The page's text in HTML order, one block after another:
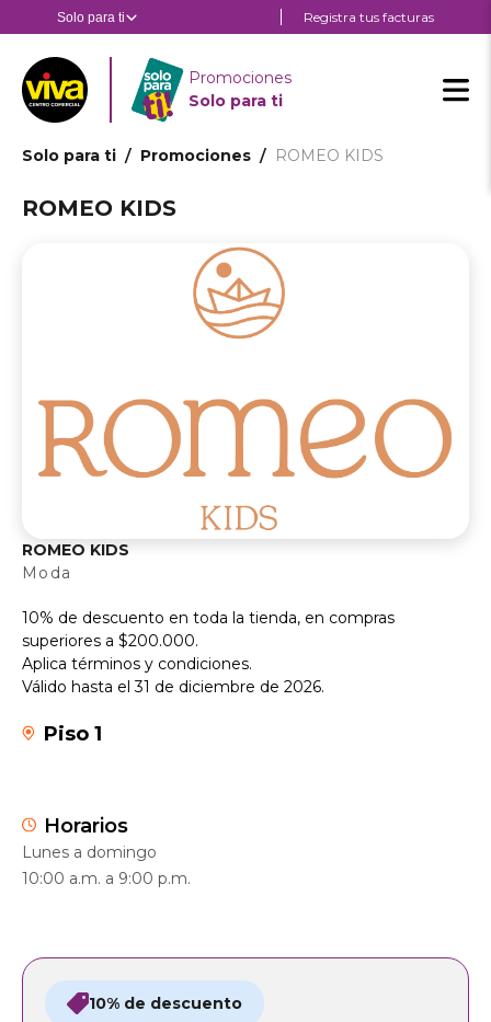
al
contenido
principal
Estás en:
Estás en
Solo para ti Registra tus facturas
Promociones
Solo para ti
Ruta
de
navegación
Solo para ti Promociones ROMEO KIDS
ROMEO KIDS
ROMEO KIDS
Moda
10% de descuento en toda la tienda, en compras
superiores a $200.000.
Aplica términos y condiciones.
Válido hasta el 31 de diciembre de 2026.
Piso 1
Horarios
Lunes a domingo
10:00 a.m. a 9:00 p.m.
10% de descuento